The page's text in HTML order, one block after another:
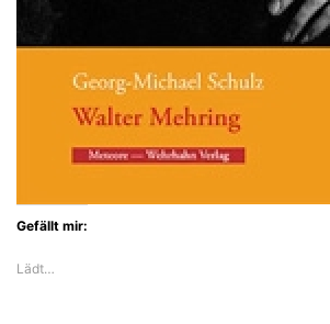
Gefällt mir:
Lädt…